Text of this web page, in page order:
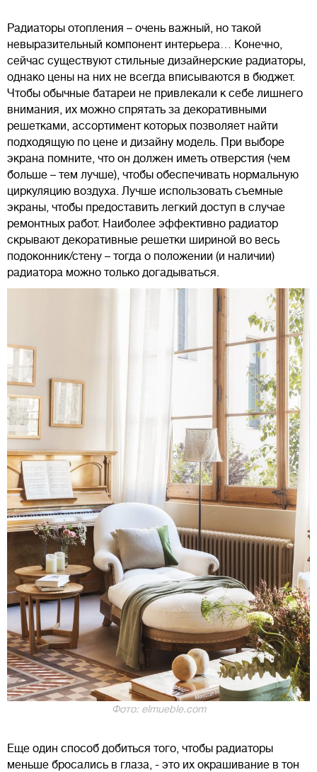
Радиаторы отопления – очень важный, но такой
невыразительный компонент интерьера… Конечно,
сейчас существуют стильные дизайнерские радиаторы,
однако цены на них не всегда вписываются в бюджет.
Чтобы обычные батареи не привлекали к себе лишнего
внимания, их можно спрятать за декоративными
решетками, ассортимент которых позволяет найти
подходящую по цене и дизайну модель. При выборе
экрана помните, что он должен иметь отверстия (чем
больше – тем лучше), чтобы обеспечивать нормальную
циркуляцию воздуха. Лучше использовать съемные
экраны, чтобы предоставить легкий доступ в случае
ремонтных работ. Наиболее эффективно радиатор
скрывают декоративные решетки шириной во весь
подоконник/стену – тогда о положении (и наличии)
радиатора можно только догадываться.
Фото: elmueble.com
Еще один способ добиться того, чтобы радиаторы
меньше бросались в глаза, - это их окрашивание в тон